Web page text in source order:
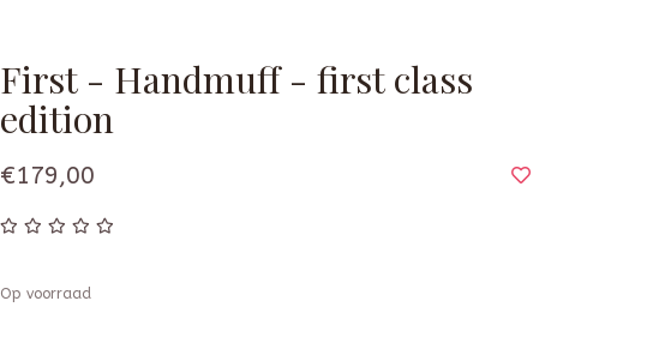
First - Handmuff - first class
edition
€179,00
Op voorraad